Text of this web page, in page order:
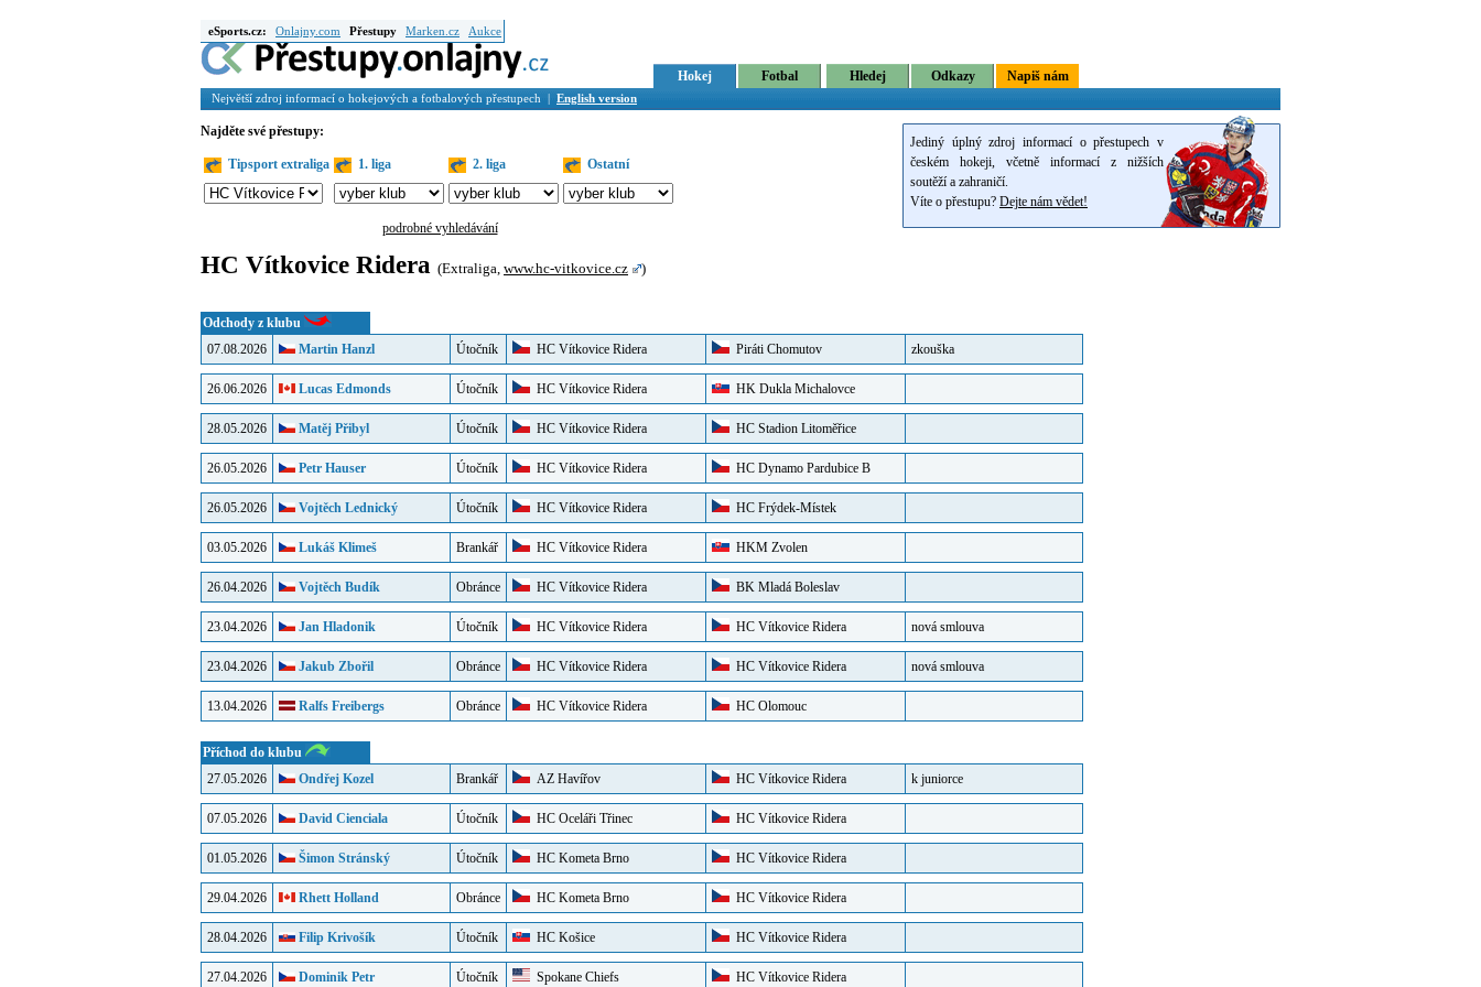
eSports.cz: Onlajny.com Přestupy Marken.cz Aukce
Hokej Fotbal Hledej Odkazy Napiš nám
Největší zdroj informací o hokejových a fotbalových přestupech | English version
Jediný úplný zdroj informací o přestupech v
českém hokeji, včetně informací z nižších
soutěží a zahraničí.
Víte o přestupu? Dejte nám vědet!
Najděte své přestupy:
Tipsport extraliga 1. liga 2. liga Ostatní
podrobné vyhledávání
HC Vítkovice Ridera (Extraliga, www.hc-vitkovice.cz )
Odchody z klubu
07.08.2026
Martin Hanzl Útočník HC Vítkovice Ridera Piráti Chomutov zkouška
26.06.2026 Lucas Edmonds Útočník HC Vítkovice Ridera HK Dukla Michalovce
28.05.2026 Matěj Přibyl Útočník HC Vítkovice Ridera HC Stadion Litoměřice
26.05.2026 Petr Hauser Útočník HC Vítkovice Ridera HC Dynamo Pardubice B
26.05.2026 Vojtěch Lednický Útočník HC Vítkovice Ridera HC Frýdek-Místek
03.05.2026 Lukáš Klimeš Brankář HC Vítkovice Ridera HKM Zvolen
26.04.2026 Vojtěch Budík Obránce HC Vítkovice Ridera BK Mladá Boleslav
23.04.2026 Jan Hladonik Útočník HC Vítkovice Ridera HC Vítkovice Ridera nová smlouva
23.04.2026 Jakub Zbořil Obránce HC Vítkovice Ridera HC Vítkovice Ridera nová smlouva
13.04.2026 Ralfs Freibergs Obránce HC Vítkovice Ridera HC Olomouc
Příchod do klubu
27.05.2026
Ondřej Kozel Brankář AZ Havířov HC Vítkovice Ridera k juniorce
07.05.2026 David Cienciala Útočník HC Oceláři Třinec HC Vítkovice Ridera
01.05.2026 Šimon Stránský Útočník HC Kometa Brno HC Vítkovice Ridera
29.04.2026 Rhett Holland Obránce HC Kometa Brno HC Vítkovice Ridera
28.04.2026 Filip Krivošík Útočník HC Košice HC Vítkovice Ridera
27.04.2026 Dominik Petr Útočník Spokane Chiefs HC Vítkovice Ridera